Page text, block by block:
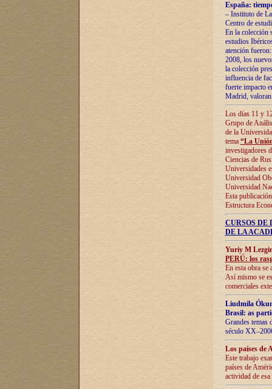
España:
– Instituto de
Centro de
En la colección
estudios
atención
2008, los
la colección
influencia de
fuerte impacto
Madrid,
Los días 11 y
Grupo de
de la
tema “La
investigadores
Ciencias de
Universidades
Universidad
Universidad
Esta
Estructura
CURSOS
DE LA
Yuriy M
PERÚ: los
En esta obra se
Así mismo se
comerciales
Liudmila
Brasil: as
Grandes temas
século
Los países de
Este trabajo
países de
actividad de